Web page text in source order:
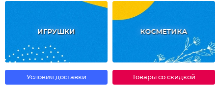
ИГРУШКИ КОСМЕТИКА
Условия доставки Товары со скидкой